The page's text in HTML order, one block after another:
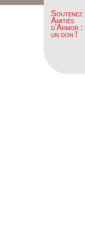
Soutenez
Amitiés
d'Armor :
un don !